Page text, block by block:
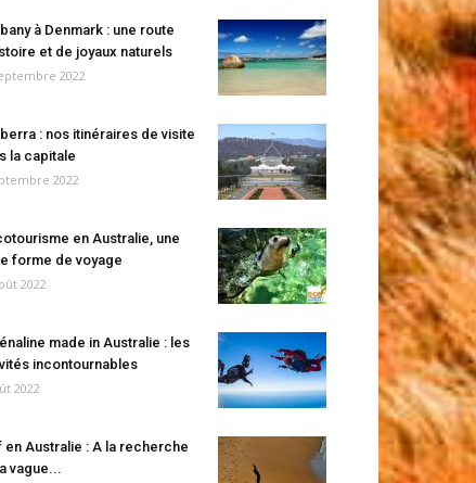
à Denmark : une route
et de joyaux naturels
2022
: nos itinéraires de visite
la capitale
2022
en Australie, une
forme de voyage
2022
made in Australie : les
incontournables
2022
en Australie : A la recherche
vague...